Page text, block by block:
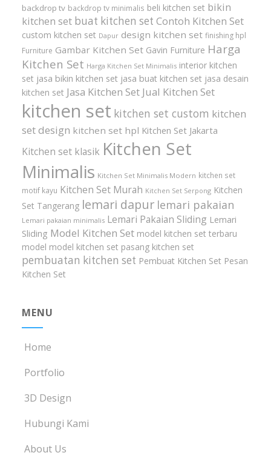
backdrop tv backdrop tv minimalis beli kitchen set bikin
kitchen set buat kitchen set Contoh Kitchen Set
custom kitchen set Dapur design kitchen set finishing hpl
Furniture Gambar Kitchen Set Gavin Furniture Harga
Kitchen Set Harga Kitchen Set Minimalis interior kitchen
set jasa bikin kitchen set jasa buat kitchen set jasa desain
kitchen set Jasa Kitchen Set Jual Kitchen Set
kitchen set kitchen set custom kitchen
set design kitchen set hpl Kitchen Set Jakarta
Kitchen set klasik Kitchen Set
Minimalis Kitchen Set Minimalis Modern kitchen set
motif kayu Kitchen Set Murah Kitchen Set Serpong Kitchen
Set Tangerang lemari dapur lemari pakaian
Lemari pakaian minimalis Lemari Pakaian Sliding Lemari
Sliding Model Kitchen Set model kitchen set terbaru
model model kitchen set pasang kitchen set
pembuatan kitchen set Pembuat Kitchen Set Pesan
Kitchen Set
MENU
Home
Portfolio
3D Design
Hubungi Kami
About Us